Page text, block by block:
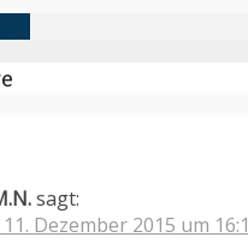
sagt:
Dezember 2015 um